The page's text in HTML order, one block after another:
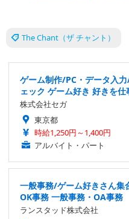
The Chant（ザ チャント）
ゲーム制作/PC・データ入
ェック ゲーム好き 好きを
株式会社セガ
東京都
時給1,250円～1,400円
アルバイト・パート
一般事務/ゲーム好きさん
OK事務 一般事務・OA事務
ランスタッド株式会社